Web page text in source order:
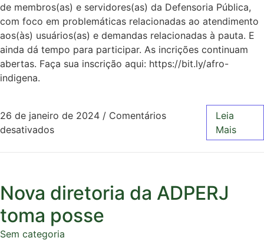
de membros(as) e servidores(as) da Defensoria Pública,
com foco em problemáticas relacionadas ao atendimento
aos(às) usuários(as) e demandas relacionadas à pauta. E
ainda dá tempo para participar. As incrições continuam
abertas. Faça sua inscrição aqui: https://bit.ly/afro-
indigena.
26 de janeiro de 2024 / Comentários
desativados
Leia
Mais
Nova diretoria da ADPERJ
toma posse
Sem categoria